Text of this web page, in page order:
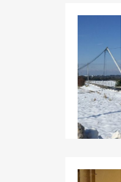
Tout est
de fortes